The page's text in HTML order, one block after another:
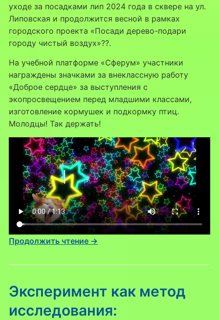
уходе за посадками лип 2024 года в сквере на ул.
Липовская и продолжится весной в рамках
городского проекта «Посади дерево-подари
городу чистый воздух»??.
На учебной платформе «Сферум» участники
награждены значками за внеклассную работу
«Доброе сердце» за выступления с
экопросвещением перед младшими классами,
изготовление кормушек и подкормку птиц.
Молодцы! Так держать!
Продолжить чтение →
Эксперимент как метод
исследования: